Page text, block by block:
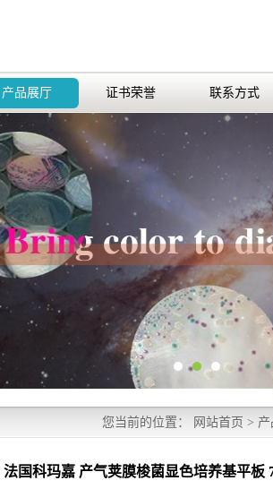
产品展厅 证书荣誉 联系方式
您当前的位置： 网站首页 > 产
法国科玛嘉 产气荚膜梭菌显色培养基平板